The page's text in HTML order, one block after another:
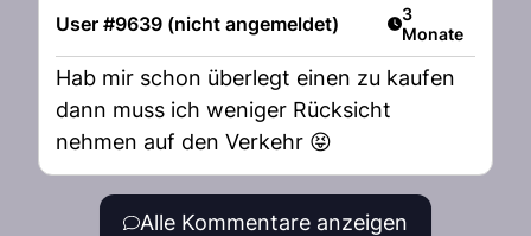
User #9639 (nicht angemeldet) Artikel
3
Monate
Hab mir schon überlegt einen zu kaufen
dann muss ich weniger Rücksicht
nehmen auf den Verkehr 😝
Alle Kommentare anzeigen